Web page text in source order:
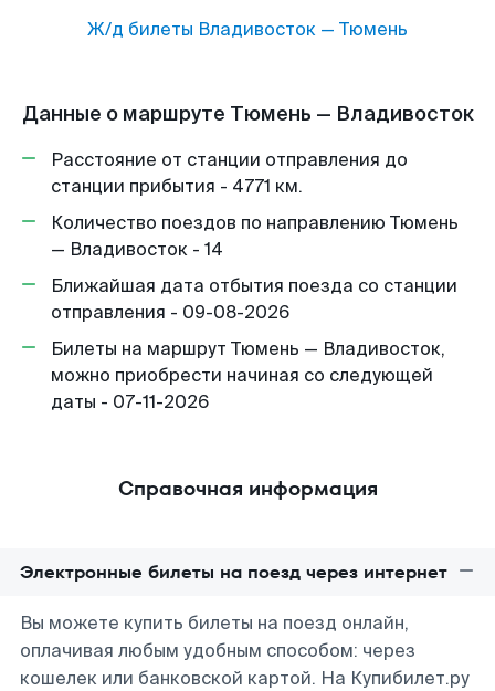
Ж/д билеты Владивосток — Тюмень
Данные о маршруте Тюмень — Владивосток
Расстояние от станции отправления до
станции прибытия - 4771 км.
Количество поездов по направлению Тюмень
— Владивосток - 14
Ближайшая дата отбытия поезда со станции
отправления - 09-08-2026
Билеты на маршрут Тюмень — Владивосток,
можно приобрести начиная со следующей
даты - 07-11-2026
Справочная информация
Электронные билеты на поезд через интернет
Вы можете купить билеты на поезд онлайн,
оплачивая любым удобным способом: через
кошелек или банковской картой. На Купибилет.ру